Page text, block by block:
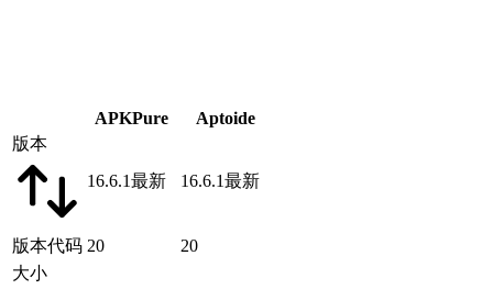
APKPure
Aptoide
版本
16.6.1最新 16.6.1最新
版本代码 20
20
大小